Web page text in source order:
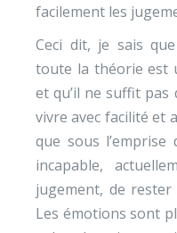
facilement les
Ceci dit, je sais
toute la théorie est
et qu’il ne suffit
vivre avec facilité et
que sous
incapable,
jugement, de
Les émotions sont